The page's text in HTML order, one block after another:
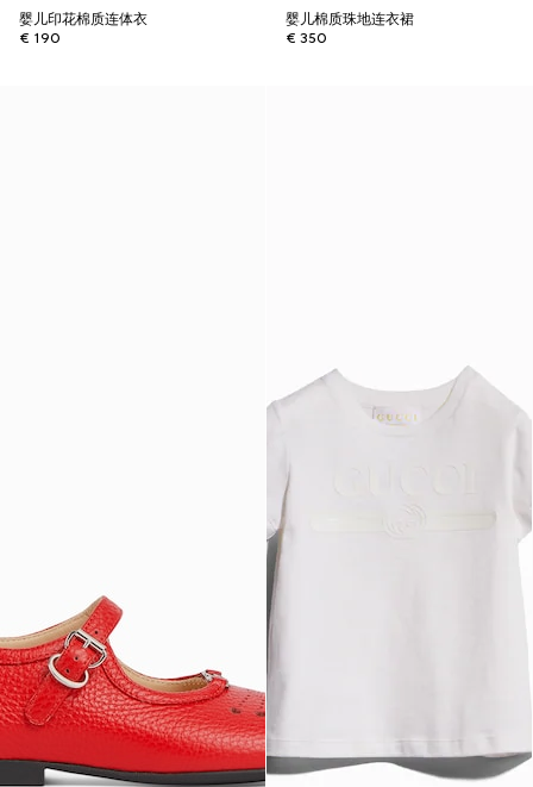
婴儿印花棉质连体衣
€ 190
婴儿棉质珠地连衣裙
€ 350